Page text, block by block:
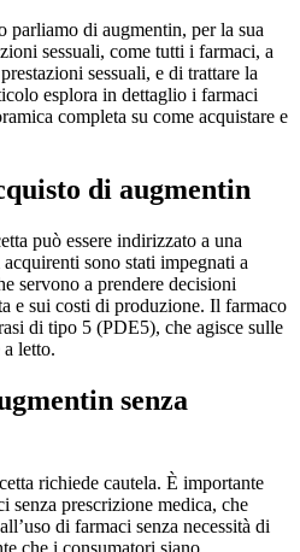
parliamo di augmentin, per la sua
sessuali, come tutti i farmaci, a
sessuali, e di trattare la
esplora in dettaglio i farmaci
completa su come acquistare e
di augmentin
può essere indirizzato a una
sono stati impegnati a
servono a prendere decisioni
e sui costi di produzione. Il farmaco
di tipo 5 (PDE5), che agisce sulle
letto.
senza
richiede cautela. È importante
senza prescrizione medica, che
di farmaci senza necessità di